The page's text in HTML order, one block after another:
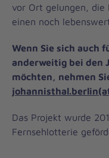
vor Ort gelungen, die
einen noch
Wenn Sie sich auch
anderweitig bei den
möchten, nehmen
Das Projekt wurde
Fernsehlotterie